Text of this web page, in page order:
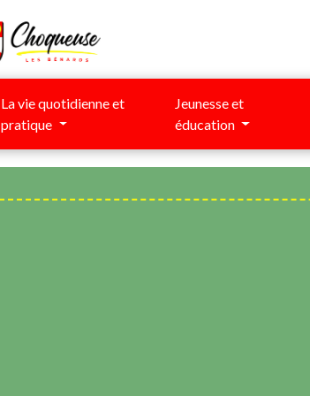
La vie quotidienne et
pratique
Jeunesse et
éducation